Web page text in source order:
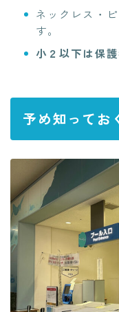
ネックレス・
す。
小２以下は保
予め知ってお